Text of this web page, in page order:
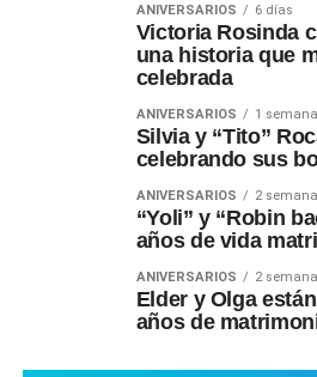
ANIVERSARIOS 6 días
Victoria Rosinda
una historia que
celebrada
ANIVERSARIOS 1 semana
Silvia y “Tito”
celebrando sus
ANIVERSARIOS 2
“Yoli” y “Robin
años de vida
ANIVERSARIOS 2
Elder y Olga
años de